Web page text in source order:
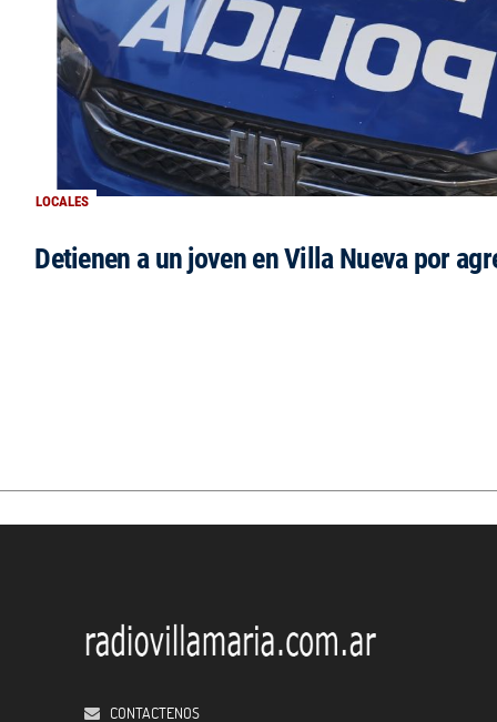
LOCALES
Detienen a un joven en Villa Nueva por
CONTACTENOS